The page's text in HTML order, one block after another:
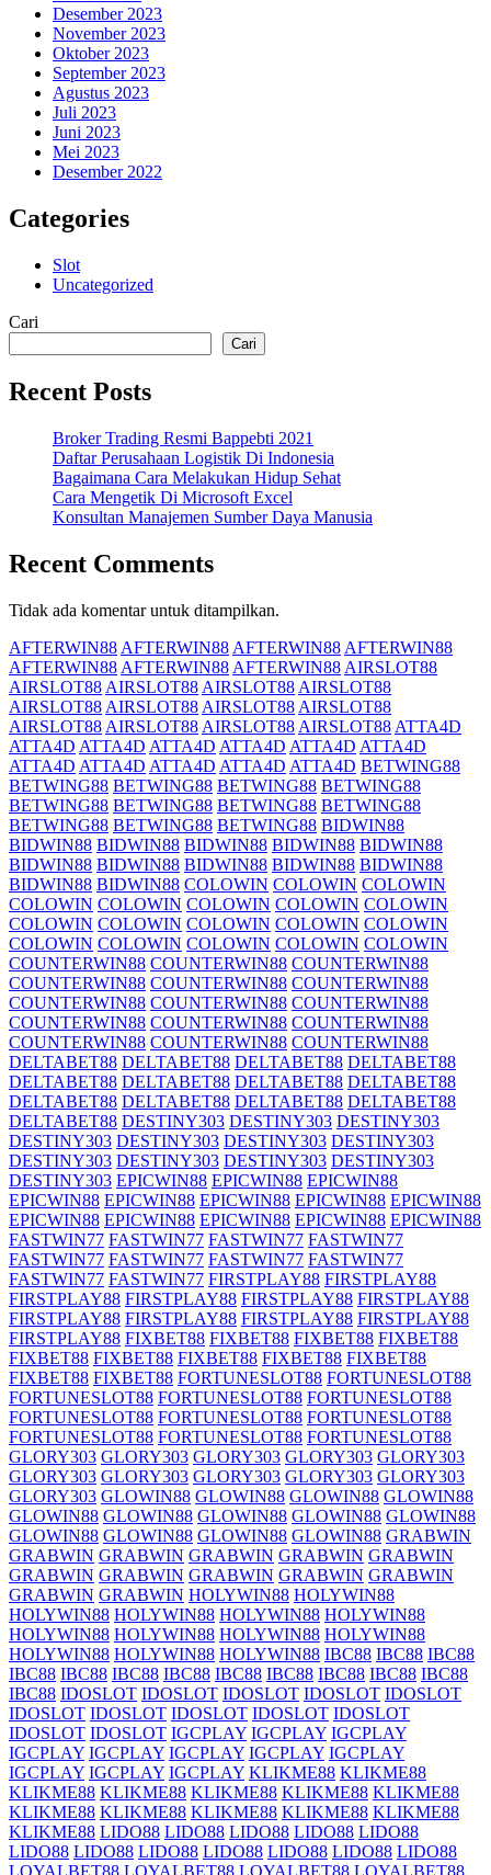
Desember 2023
November 2023
Oktober 2023
September 2023
Agustus 2023
Juli 2023
Juni 2023
Mei 2023
Desember 2022
Categories
Slot
Uncategorized
Cari
Cari
Recent Posts
Broker Trading Resmi Bappebti 2021
Daftar Perusahaan Logistik Di Indonesia
Bagaimana Cara Melakukan Hidup Sehat
Cara Mengetik Di Microsoft Excel
Konsultan Manajemen Sumber Daya Manusia
Recent Comments
Tidak ada komentar untuk ditampilkan.
AFTERWIN88 AFTERWIN88 AFTERWIN88 AFTERWIN88
AFTERWIN88 AFTERWIN88 AFTERWIN88 AIRSLOT88
AIRSLOT88 AIRSLOT88 AIRSLOT88 AIRSLOT88
AIRSLOT88 AIRSLOT88 AIRSLOT88 AIRSLOT88
AIRSLOT88 AIRSLOT88 AIRSLOT88 AIRSLOT88 ATTA4D
ATTA4D ATTA4D ATTA4D ATTA4D ATTA4D ATTA4D
ATTA4D ATTA4D ATTA4D ATTA4D ATTA4D BETWING88
BETWING88 BETWING88 BETWING88 BETWING88
BETWING88 BETWING88 BETWING88 BETWING88
BETWING88 BETWING88 BETWING88 BIDWIN88
BIDWIN88 BIDWIN88 BIDWIN88 BIDWIN88 BIDWIN88
BIDWIN88 BIDWIN88 BIDWIN88 BIDWIN88 BIDWIN88
BIDWIN88 BIDWIN88 COLOWIN COLOWIN COLOWIN
COLOWIN COLOWIN COLOWIN COLOWIN COLOWIN
COLOWIN COLOWIN COLOWIN COLOWIN COLOWIN
COLOWIN COLOWIN COLOWIN COLOWIN COLOWIN
COUNTERWIN88 COUNTERWIN88 COUNTERWIN88
COUNTERWIN88 COUNTERWIN88 COUNTERWIN88
COUNTERWIN88 COUNTERWIN88 COUNTERWIN88
COUNTERWIN88 COUNTERWIN88 COUNTERWIN88
COUNTERWIN88 COUNTERWIN88 COUNTERWIN88
DELTABET88 DELTABET88 DELTABET88 DELTABET88
DELTABET88 DELTABET88 DELTABET88 DELTABET88
DELTABET88 DELTABET88 DELTABET88 DELTABET88
DELTABET88 DESTINY303 DESTINY303 DESTINY303
DESTINY303 DESTINY303 DESTINY303 DESTINY303
DESTINY303 DESTINY303 DESTINY303 DESTINY303
DESTINY303 EPICWIN88 EPICWIN88 EPICWIN88
EPICWIN88 EPICWIN88 EPICWIN88 EPICWIN88 EPICWIN88
EPICWIN88 EPICWIN88 EPICWIN88 EPICWIN88 EPICWIN88
FASTWIN77 FASTWIN77 FASTWIN77 FASTWIN77
FASTWIN77 FASTWIN77 FASTWIN77 FASTWIN77
FASTWIN77 FASTWIN77 FIRSTPLAY88 FIRSTPLAY88
FIRSTPLAY88 FIRSTPLAY88 FIRSTPLAY88 FIRSTPLAY88
FIRSTPLAY88 FIRSTPLAY88 FIRSTPLAY88 FIRSTPLAY88
FIRSTPLAY88 FIXBET88 FIXBET88 FIXBET88 FIXBET88
FIXBET88 FIXBET88 FIXBET88 FIXBET88 FIXBET88
FIXBET88 FIXBET88 FORTUNESLOT88 FORTUNESLOT88
FORTUNESLOT88 FORTUNESLOT88 FORTUNESLOT88
FORTUNESLOT88 FORTUNESLOT88 FORTUNESLOT88
FORTUNESLOT88 FORTUNESLOT88 FORTUNESLOT88
GLORY303 GLORY303 GLORY303 GLORY303 GLORY303
GLORY303 GLORY303 GLORY303 GLORY303 GLORY303
GLORY303 GLOWIN88 GLOWIN88 GLOWIN88 GLOWIN88
GLOWIN88 GLOWIN88 GLOWIN88 GLOWIN88 GLOWIN88
GLOWIN88 GLOWIN88 GLOWIN88 GLOWIN88 GRABWIN
GRABWIN GRABWIN GRABWIN GRABWIN GRABWIN
GRABWIN GRABWIN GRABWIN GRABWIN GRABWIN
GRABWIN GRABWIN HOLYWIN88 HOLYWIN88
HOLYWIN88 HOLYWIN88 HOLYWIN88 HOLYWIN88
HOLYWIN88 HOLYWIN88 HOLYWIN88 HOLYWIN88
HOLYWIN88 HOLYWIN88 HOLYWIN88 IBC88 IBC88 IBC88
IBC88 IBC88 IBC88 IBC88 IBC88 IBC88 IBC88 IBC88 IBC88
IBC88 IDOSLOT IDOSLOT IDOSLOT IDOSLOT IDOSLOT
IDOSLOT IDOSLOT IDOSLOT IDOSLOT IDOSLOT
IDOSLOT IDOSLOT IGCPLAY IGCPLAY IGCPLAY
IGCPLAY IGCPLAY IGCPLAY IGCPLAY IGCPLAY
IGCPLAY IGCPLAY IGCPLAY KLIKME88 KLIKME88
KLIKME88 KLIKME88 KLIKME88 KLIKME88 KLIKME88
KLIKME88 KLIKME88 KLIKME88 KLIKME88 KLIKME88
KLIKME88 LIDO88 LIDO88 LIDO88 LIDO88 LIDO88
LIDO88 LIDO88 LIDO88 LIDO88 LIDO88 LIDO88 LIDO88
LOYALBET88 LOYALBET88 LOYALBET88 LOYALBET88